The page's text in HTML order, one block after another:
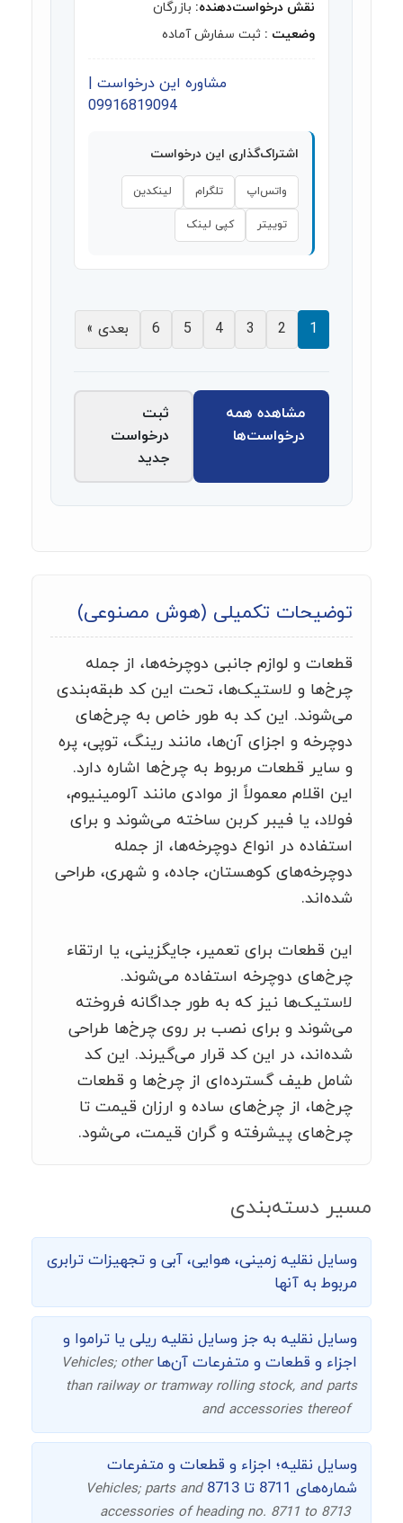
نقش درخواست‌دهنده: بازرگان
وضعیت : ثبت سفارش آماده
مشاوره این درخواست |
09916819094
اشتراک‌گذاری این درخواست
واتس‌اپ تلگرام لینکدین
توییتر کپی لینک
1
2
3
4
5
6 بعدی »
مشاهده همه
درخواست‌ها
ثبت
درخواست
جدید
توضیحات تکمیلی (هوش مصنوعی)
قطعات و لوازم جانبی دوچرخه‌ها، از جمله
چرخ‌ها و لاستیک‌ها، تحت این کد طبقه‌بندی
می‌شوند. این کد به طور خاص به چرخ‌های
دوچرخه و اجزای آن‌ها، مانند رینگ، توپی، پره
و سایر قطعات مربوط به چرخ‌ها اشاره دارد.
این اقلام معمولاً از موادی مانند آلومینیوم،
فولاد، یا فیبر کربن ساخته می‌شوند و برای
استفاده در انواع دوچرخه‌ها، از جمله
دوچرخه‌های کوهستان، جاده، و شهری، طراحی
شده‌اند.
این قطعات برای تعمیر، جایگزینی، یا ارتقاء
چرخ‌های دوچرخه استفاده می‌شوند.
لاستیک‌ها نیز که به طور جداگانه فروخته
می‌شوند و برای نصب بر روی چرخ‌ها طراحی
شده‌اند، در این کد قرار می‌گیرند. این کد
شامل طیف گسترده‌ای از چرخ‌ها و قطعات
چرخ‌ها، از چرخ‌های ساده و ارزان قیمت تا
چرخ‌های پیشرفته و گران قیمت، می‌شود.
مسیر دسته‌بندی
وسایل نقلیه زمینی، هوایی، آبی و تجهیزات ترابری
مربوط به آنها
وسایل نقلیه به جز وسایل نقلیه ریلی یا تراموا و
اجزاء و قطعات و متفرعات آن‌هاVehicles; other
than railway or tramway rolling stock, and parts
and accessories thereof
وسایل نقلیه؛ اجزاء و قطعات و متفرعات
شماره‌های 8711 تا 8713
Vehicles; parts and
accessories of heading no. 8711 to 8713